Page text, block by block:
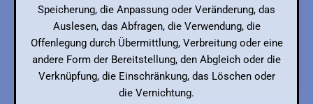
Speicherung, die Anpassung oder Veränderung, das
Auslesen, das Abfragen, die Verwendung, die
Offenlegung durch Übermittlung, Verbreitung oder eine
andere Form der Bereitstellung, den Abgleich oder die
Verknüpfung, die Einschränkung, das Löschen oder
die Vernichtung.